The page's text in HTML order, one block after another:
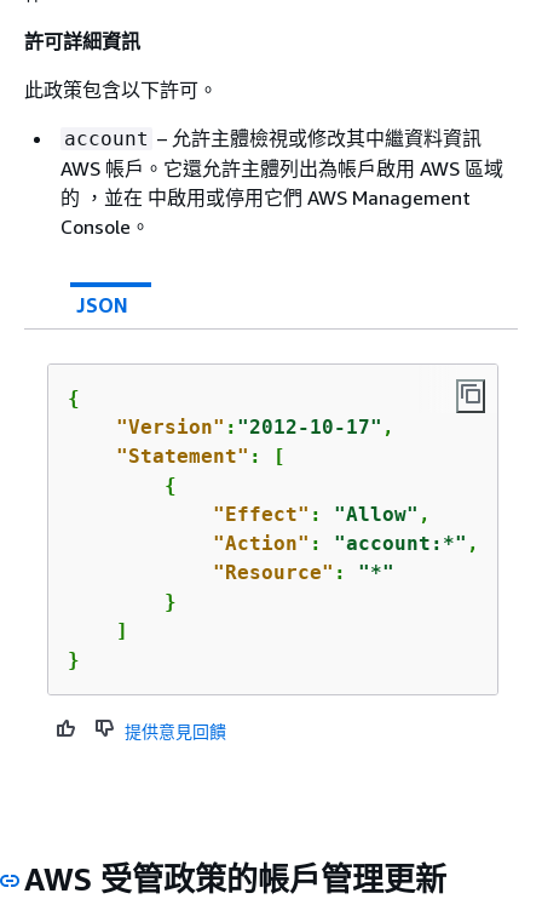
許可詳細資訊
此政策包含以下許可。
account – 允許主體檢視或修改其中繼資料資訊
AWS 帳戶。它還允許主體列出為帳戶啟用 AWS 區域
的 ，並在 中啟用或停用它們 AWS Management
Console。
JSON
{
"Version" : "2012-10-17" ,
"Statement" : [
{
"Effect" : "Allow" ,
"Action" : "account:*" ,
"Resource" : "*"
        }
    ]
}
提供意見回饋
AWS 受管政策的帳戶管理更新